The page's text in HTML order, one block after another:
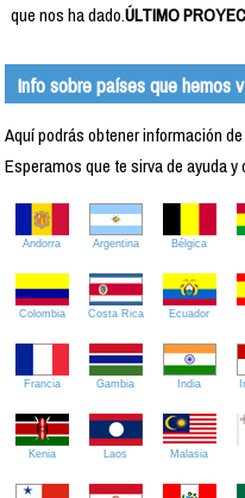
que nos ha dado.ÚLTIMO
Info sobre países que hemos
Aquí podrás obtener información
Esperamos que te sirva de ayuda
Andorra Argentina Bélgica
Colombia Costa Rica Ecuador
Francia Gambia India
Kenia Laos Malasia